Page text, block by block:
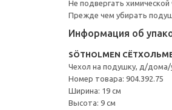
Не подвергать химической
Прежде чем убирать
Информация об
SÖTHOLMEN
Чехол на подушку, д/дома/
Номер товара: 904.392.75
Ширина: 19 см
Высота: 9 см